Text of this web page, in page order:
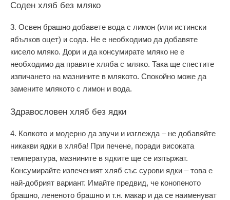
Соден хляб без мляко
3. Освен брашно добавете вода с лимон (или истински
ябълков оцет) и сода. Не е необходимо да добавяте
кисело мляко. Дори и да консумирате мляко не е
необходимо да правите хляба с мляко. Така ще спестите
изпичането на мазнините в млякото. Спокойно може да
замените млякото с лимон и вода.
Здравословен хляб без ядки
4. Колкото и модерно да звучи и изглежда – не добавяйте
никакви ядки в хляба! При печене, поради високата
температура, мазнините в ядките ще се изпържат.
Консумирайте изпеченият хляб със сурови ядки – това е
най-добрият вариант. Имайте предвид, че конопеното
брашно, лененото брашно и т.н. макар и да се наименуват